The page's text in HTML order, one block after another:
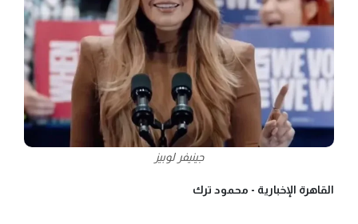
جينيفر لوبيز
القاهرة الإخبارية - محمود ترك